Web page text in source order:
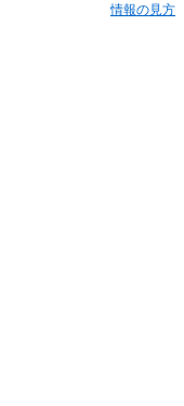
情報の見方